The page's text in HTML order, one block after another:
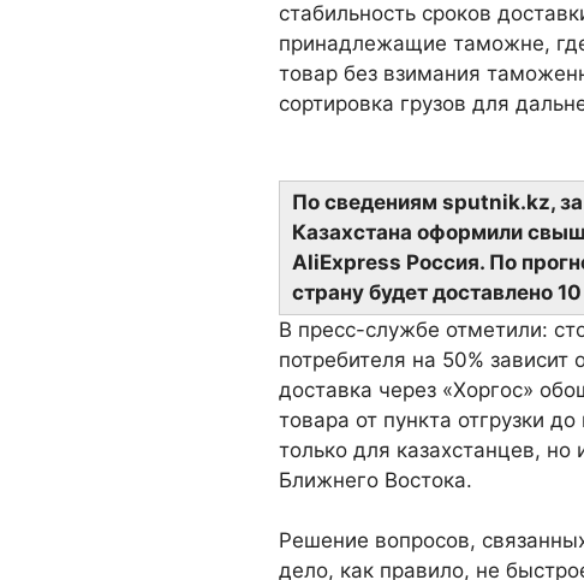
стабильность сроков
принадлежащие таможне,
товар без взимания
сортировка грузов для
По сведениям sputnik.kz,
Казахстана оформили
AliExpress Россия. По
страну будет доставлено
В пресс-службе отметили:
потребителя на 50% зависит
доставка через «Хоргос»
товара от пункта отгрузки
только для казахстанцев,
Ближнего Востока.
Решение вопросов,
дело, как правило, не